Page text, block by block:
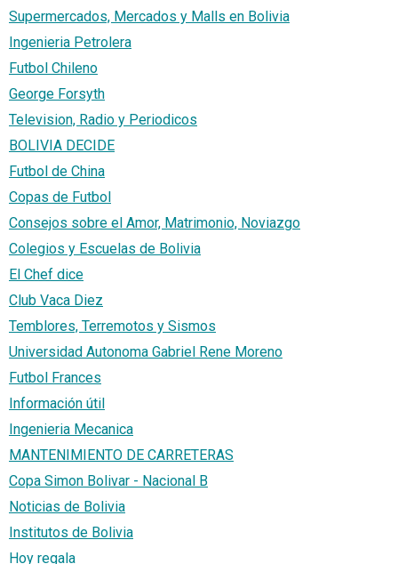
Supermercados, Mercados y Malls en Bolivia
Ingenieria Petrolera
Futbol Chileno
George Forsyth
Television, Radio y Periodicos
BOLIVIA DECIDE
Futbol de China
Copas de Futbol
Consejos sobre el Amor, Matrimonio, Noviazgo
Colegios y Escuelas de Bolivia
El Chef dice
Club Vaca Diez
Temblores, Terremotos y Sismos
Universidad Autonoma Gabriel Rene Moreno
Futbol Frances
Información útil
Ingenieria Mecanica
MANTENIMIENTO DE CARRETERAS
Copa Simon Bolivar - Nacional B
Noticias de Bolivia
Institutos de Bolivia
Hoy regala